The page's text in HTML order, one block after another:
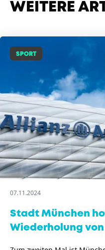
WEITERE
SPORT
07.11.2024
Stadt München
Wiederholung von